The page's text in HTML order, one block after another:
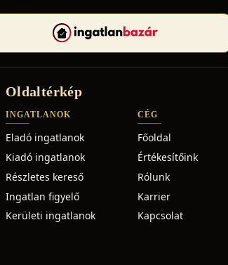
Oldaltérkép
INGATLANOK
Eladó ingatlanok
Kiadó ingatlanok
Részletes kereső
Ingatlan figyelő
Kerületi ingatlanok
CÉG
Főoldal
Értékesítőink
Rólunk
Karrier
Kapcsolat